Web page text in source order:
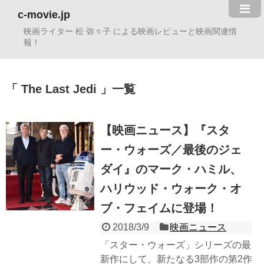
c-movie.jp
映画ライター 松 弥々子 による映画レビューと映画関連情
報！
The Last Jedi 一覧
【映画ニュース】『スタ
ー・ウォーズ／最後のジェ
ダイ』のマーク・ハミル、
ハリウッド・ウォーク・オ
ブ・フェイムに登場！
2018/3/9
映画ニュース
「スター・ウォーズ」シリーズの最
新作にして、新たなる3部作の第2作